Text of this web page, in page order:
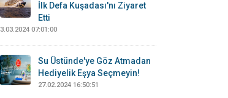
İlk Defa Kuşadası'nı Ziyaret
Etti
3.03.2024 07:01:00
Su Üstünde'ye Göz Atmadan
Hediyelik Eşya Seçmeyin!
27.02.2024 16:50:51